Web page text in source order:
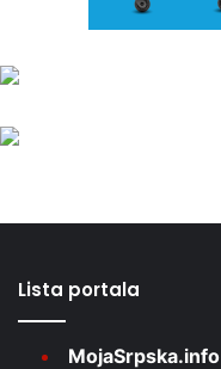
Lista portala
MojaSrpska.info